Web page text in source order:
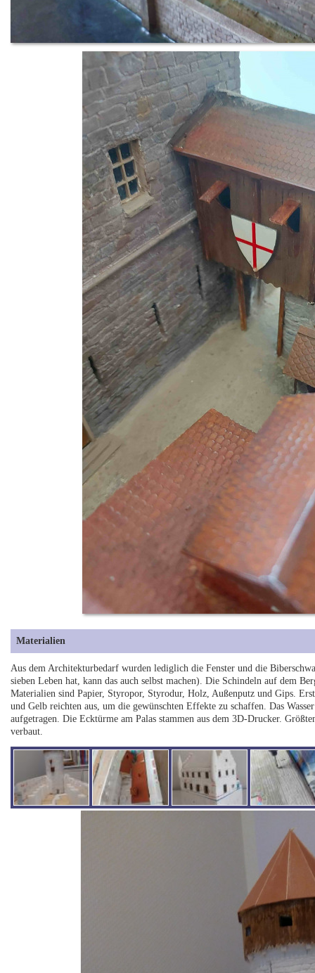
Materialien
Aus dem Architekturbedarf wurden lediglich die Fenster und die
sieben Leben hat, kann das auch selbst machen). Die Schindeln auf dem
Materialien sind Papier, Styropor, Styrodur, Holz, Außenputz und Gips.
und Gelb reichten aus, um die gewünschten Effekte zu schaffen. Das
aufgetragen. Die Ecktürme am Palas stammen aus dem 3D-Drucker.
verbaut.